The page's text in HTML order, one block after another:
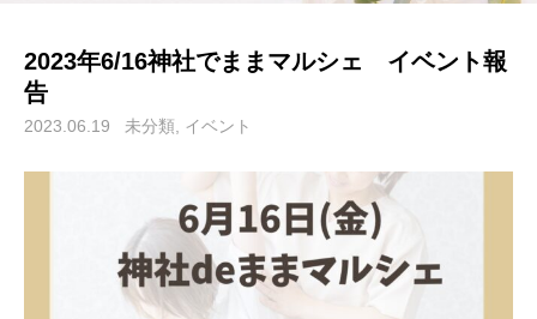
2023年6/16神社でままマルシェ イベント報
告
2023.06.19 未分類 イベント